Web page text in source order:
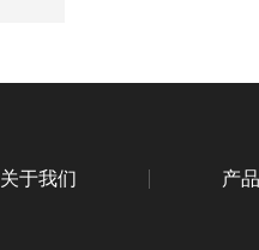
关于我们 产